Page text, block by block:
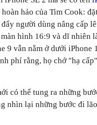
hảo của Tim Cook:
người dùng nâng cấp
hình 16:9 và dĩ nhiên
9 vẫn nằm ở dưới iPhone
phí rằng, họ chớ "hạ
có thể tung ra những
nhìn lại những bước đi